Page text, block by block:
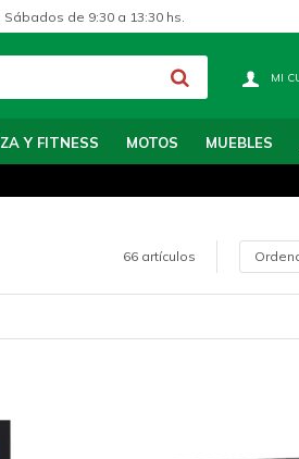
Y FITNESS MOTOS MUEBLES
de 9:30 a 13:30 hs.
66 artículos